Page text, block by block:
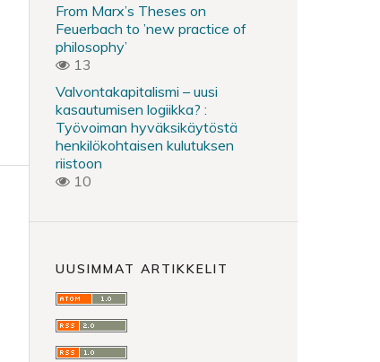
From Marx’s Theses on
Feuerbach to ’new practice of
philosophy’
13
Valvontakapitalismi – uusi
kasautumisen logiikka? :
Työvoiman hyväksikäytöstä
henkilökohtaisen kulutuksen
riistoon
10
UUSIMMAT ARTIKKELIT